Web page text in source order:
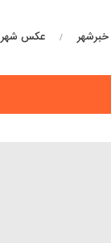
خبرشهر عکس شهر